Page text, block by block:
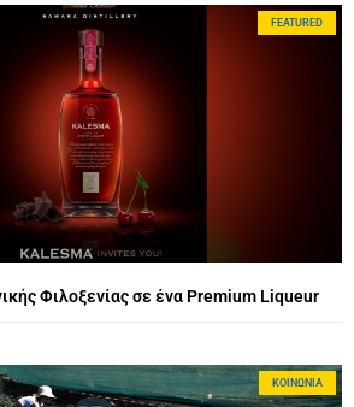
FEATURED
Φιλοξενίας σε ένα Premium Liqueur
ΚΟΙΝΩΝΊΑ